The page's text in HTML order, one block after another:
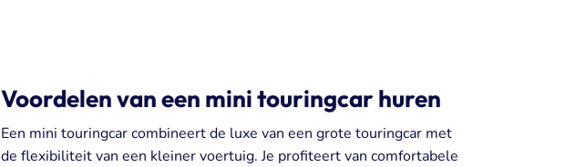
Voordelen van een mini touringcar huren
Een mini touringcar combineert de luxe van een grote touringcar met
de flexibiliteit van een kleiner voertuig. Je profiteert van comfortabele